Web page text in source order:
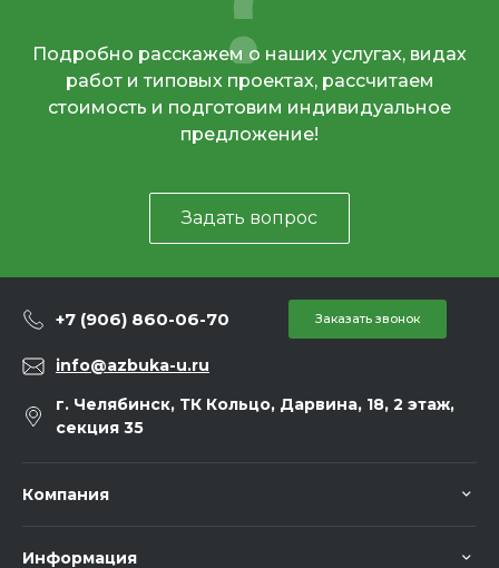
Подробно расскажем о наших услугах, видах
работ и типовых проектах, рассчитаем
стоимость и подготовим индивидуальное
предложение!
Задать вопрос
+7 (906) 860-06-70 Заказать звонок
info@azbuka-u.ru
г. Челябинск, ТК Кольцо, Дарвина, 18, 2 этаж,
секция 35
Компания
Информация